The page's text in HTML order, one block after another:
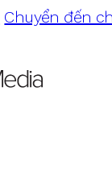
Chuyển đến